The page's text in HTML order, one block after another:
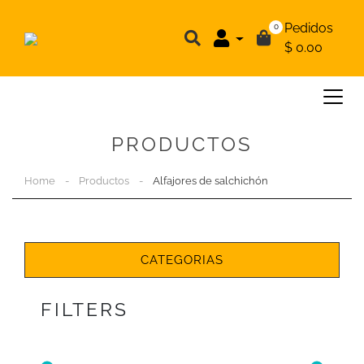
0
Pedidos
$ 0.00
PRODUCTOS
Home - Productos - Alfajores de salchichón
CATEGORIAS
FILTERS